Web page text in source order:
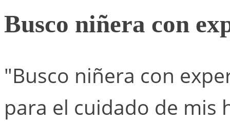
Busco niñera con
"Busco niñera con
para el cuidado de mis